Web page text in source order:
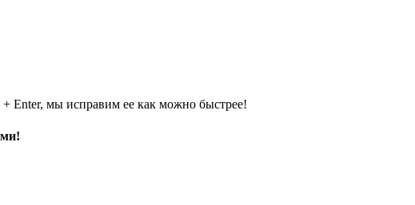
Enter, мы исправим ее как можно быстрее!